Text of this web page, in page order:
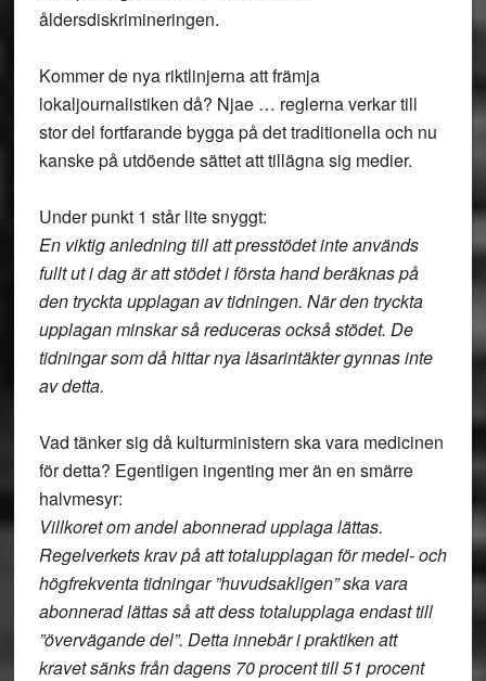
åldersdiskrimineringen.
Kommer de nya riktlinjerna att främja
lokaljournalistiken då? Njae … reglerna verkar till
stor del fortfarande bygga på det traditionella och nu
kanske på utdöende sättet att tillägna sig medier.
Under punkt 1 står lite snyggt:
En viktig anledning till att presstödet inte används
fullt ut i dag är att stödet i första hand beräknas på
den tryckta upplagan av tidningen. När den tryckta
upplagan minskar så reduceras också stödet. De
tidningar som då hittar nya läsarintäkter gynnas inte
av detta.
Vad tänker sig då kulturministern ska vara medicinen
för detta? Egentligen ingenting mer än en smärre
halvmesyr:
Villkoret om andel abonnerad upplaga lättas.
Regelverkets krav på att totalupplagan för medel- och
högfrekventa tidningar ”huvudsakligen” ska vara
abonnerad lättas så att dess totalupplaga endast till
”övervägande del”. Detta innebär i praktiken att
kravet sänks från dagens 70 procent till 51 procent